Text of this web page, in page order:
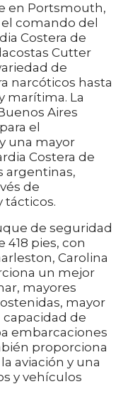
en Portsmouth,
comando del
Costera de
Cutter
de
narcóticos hasta
marítima. La
Aires
el
una mayor
Costera de
argentinas,
de
tácticos.
de seguridad
418 pies, con
Carolina
un mejor
mayores
mayor
capacidad de
embarcaciones
proporciona
aviación y una
y vehículos